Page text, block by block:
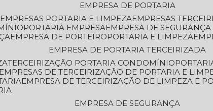
EMPRESA DE PORTARIA
EMPRESAS PORTARIA E LIMPEZA
EMPRESAS
PORTARIA EMPRESA
EMPRESA DE
EMPRESA DE PORTEIRO PORTARIA E LIMPEZA
EMPRESA DE PORTARIA TERCEIRIZADA
TERCEIRIZAÇÃO PORTARIA CONDOMÍNIO
EMPRESAS DE TERCEIRIZAÇÃO DE PORTARIA E
EMPRESA DE TERCEIRIZAÇÃO DE LIMPEZA E
EMPRESA DE SEGURANÇA